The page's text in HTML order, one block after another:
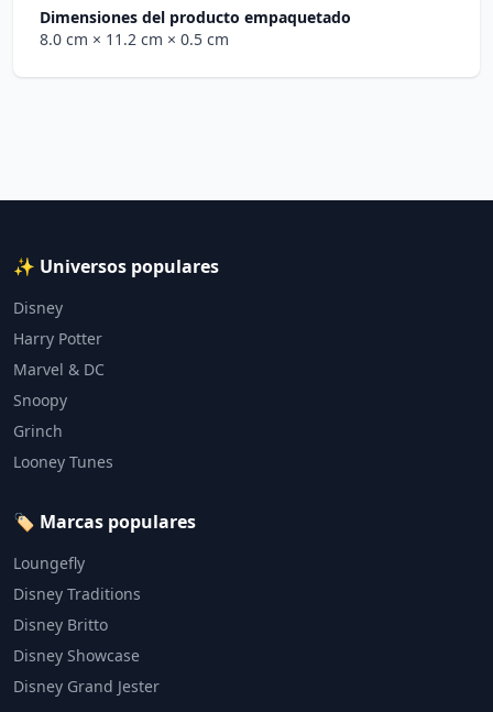
Dimensiones del producto empaquetado
8.0 cm × 11.2 cm × 0.5 cm
✨ Universos populares
Disney
Harry Potter
Marvel & DC
Snoopy
Grinch
Looney Tunes
🏷️ Marcas populares
Loungefly
Disney Traditions
Disney Britto
Disney Showcase
Disney Grand Jester